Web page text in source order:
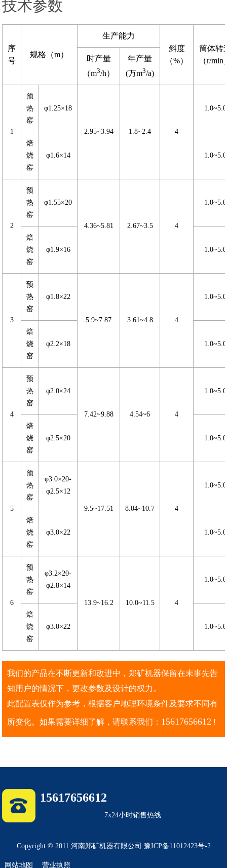
技术参数
序
号
规格（m）
生产能力
斜度
（%）
筒体转
（r/min
时产量
（m3/h）
年产量
(万m3/a)
1
预
热
窑
φ1.25×18
2.95~3.94 1.8~2.4 4
1.0~5.0
焙
烧
窑
φ1.6×14 1.0~5.0
2
预
热
窑
φ1.55×20
4.36~5.81 2.67~3.5 4
1.0~5.0
焙
烧
窑
φ1.9×16 1.0~5.0
3
预
热
窑
φ1.8×22
5.9~7.87 3.61~4.8 4
1.0~5.0
焙
烧
窑
φ2.2×18 1.0~5.0
4
预
热
窑
φ2.0×24
7.42~9.88 4.54~6 4
1.0~5.0
焙
烧
窑
φ2.5×20 1.0~5.0
5
预
热
窑
φ3.0×20-
φ2.5×12
9.5~17.51 8.04~10.7 4
1.0~5.0
焙
烧
窑
φ3.0×22 1.0~5.0
6
预
热
窑
φ3.2×20-
φ2.8×14
13.9~16.2 10.0~11.5 4
1.0~5.0
焙
烧
窑
φ3.0×22 1.0~5.0
我们的产品在不断更新和改进中，郑矿机器保留在未事先告
知用户的情况下，更改参数及设计的权力。
此配置表仅作为参考，根据客户地理环境条件及要求不同有
所变化。如果需要详细了解，请联系我们： 15617656612 !
15617656612
7x24小时销售热线
Copyright © 2011 河南郑矿机器有限公司 豫ICP备11012423号-2
网站地图 营业执照